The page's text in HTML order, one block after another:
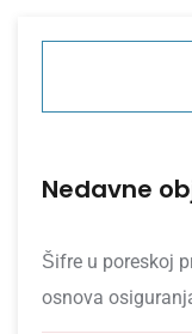
Nedavne
Šifre u poreskoj
osnova